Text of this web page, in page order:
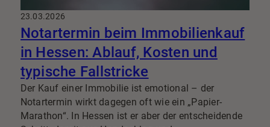
23.03.2026
Notartermin beim Immobilienkauf
in Hessen: Ablauf, Kosten und
typische Fallstricke
Der Kauf einer Immobilie ist emotional – der
Notartermin wirkt dagegen oft wie ein „Papier-
Marathon“. In Hessen ist er aber der entscheidende